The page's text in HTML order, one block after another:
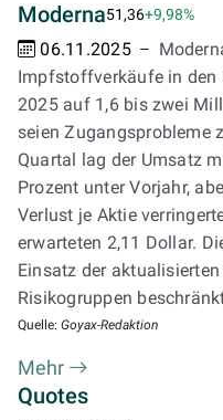
Moderna51,36+9,98%
06.11.2025
Impfstoffverkäufe in den
2025 auf 1,6 bis zwei
seien Zugangsprobleme
Quartal lag der Umsatz
Prozent unter Vorjahr,
Verlust je Aktie
erwarteten 2,11 Dollar.
Einsatz der
Risikogruppen
Quelle: Goyax-Redaktion
Mehr
Quotes